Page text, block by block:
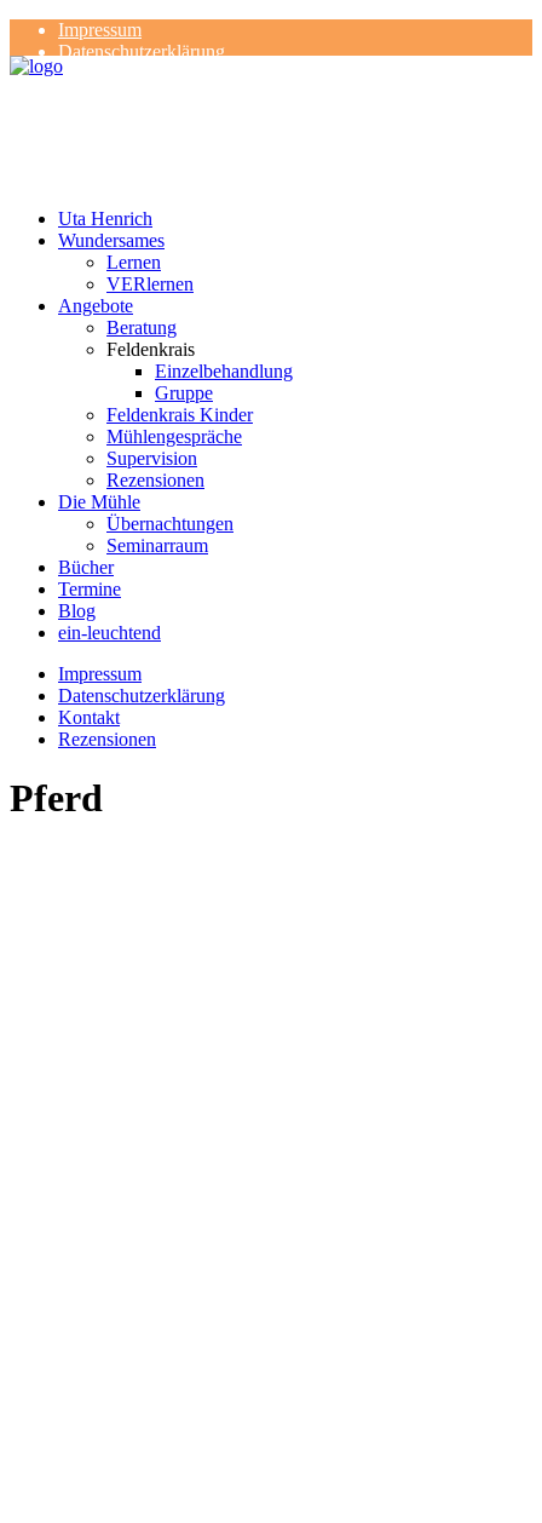
Impressum
Datenschutzerklärung
Kontakt
Uta Henrich
Wundersames
Lernen
VERlernen
Angebote
Beratung
Feldenkrais
Einzelbehandlung
Gruppe
Feldenkrais Kinder
Mühlengespräche
Supervision
Rezensionen
Die Mühle
Übernachtungen
Seminarraum
Bücher
Termine
Blog
ein-leuchtend
Impressum
Datenschutzerklärung
Kontakt
Rezensionen
Pferd